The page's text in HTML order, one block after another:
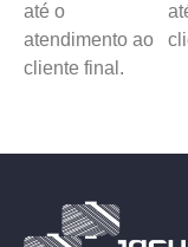
até o
atendimento ao
cliente final.